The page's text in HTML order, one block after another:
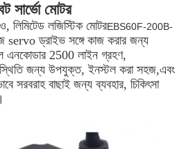
সার্ভো মোটর
লিমিটেড লজিস্টিক মোটরEBS60F-200B-
servo ড্রাইভ সঙ্গে কাজ করার জন্য
এনকোডার 2500 লাইন গ্রহণ,
জন্য উপযুক্ত, ইনস্টল করা সহজ,এবং
সরবরাহ বাছাই জন্য ব্যবহার, চিকিৎসা